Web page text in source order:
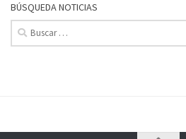
BÚSQUEDA NOTICIAS
Buscar: